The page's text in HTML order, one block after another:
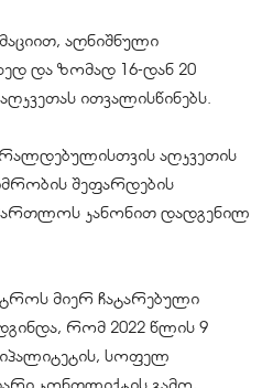
აღნიშნული
და ზომად 16-დან 20
ითვალისწინებს.
აღკვეთის
შეფარდების
კანონით დადგენილ
მიერ ჩატარებული
რომ 2022 წლის 9
სოფელ